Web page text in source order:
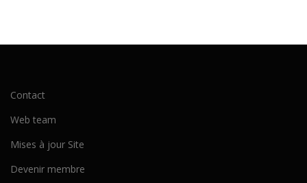
Contact
Web team
Mises à jour Site
Devenir membre